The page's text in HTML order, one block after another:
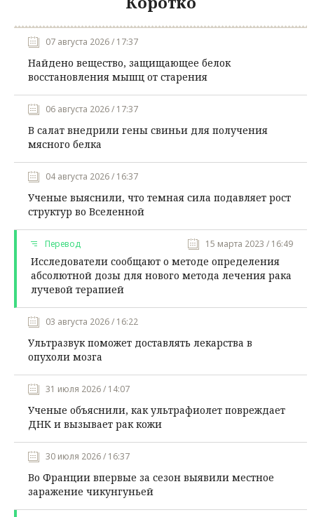
07 августа 2026 / 17:37
Найдено вещество, защищающее белок
восстановления мышц от старения
06 августа 2026 / 17:37
В салат внедрили гены свиньи для получения
мясного белка
04 августа 2026 / 16:37
Ученые выяснили, что темная сила подавляет рост
структур во Вселенной
Перевод 15 марта 2023 / 16:49
Исследователи сообщают о методе определения
абсолютной дозы для нового метода лечения рака
лучевой терапией
03 августа 2026 / 16:22
Ультразвук поможет доставлять лекарства в
опухоли мозга
31 июля 2026 / 14:07
Ученые объяснили, как ультрафиолет повреждает
ДНК и вызывает рак кожи
30 июля 2026 / 16:37
Во Франции впервые за сезон выявили местное
заражение чикунгуньей